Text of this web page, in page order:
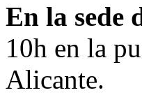
En la sede
10h en la
Alicante.